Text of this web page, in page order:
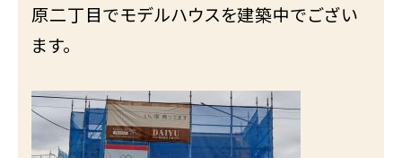
原二丁目でモデルハウスを建築中でござい
ます。